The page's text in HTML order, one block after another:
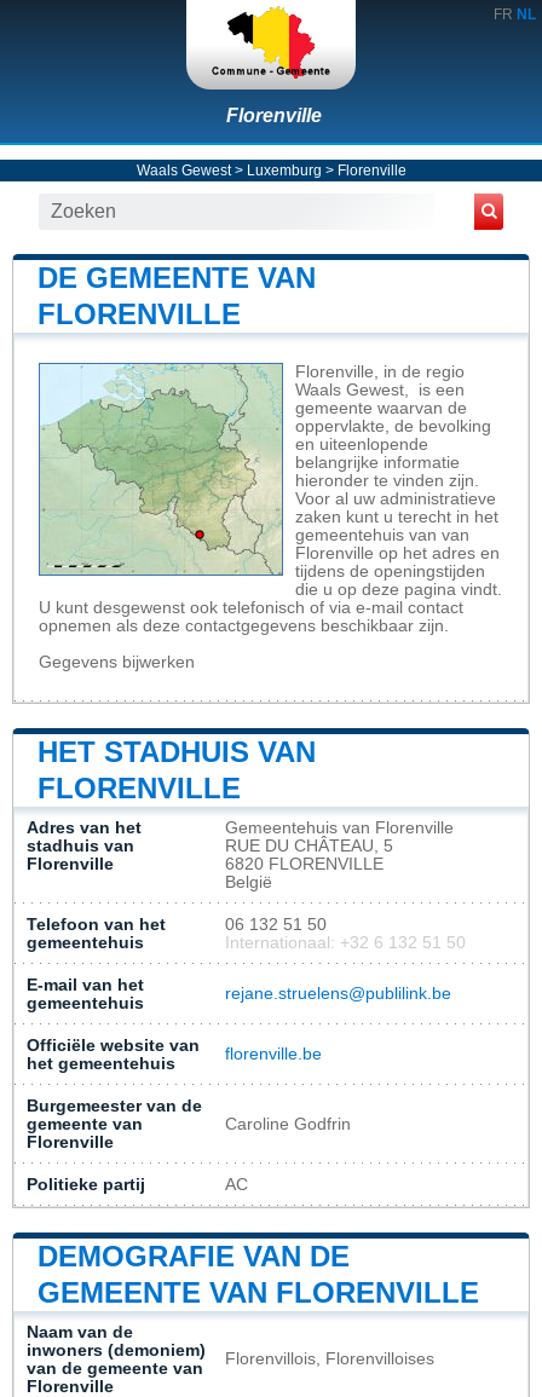
FR NL
Florenville
Waals Gewest> Luxemburg > Florenville
DE GEMEENTE VAN
FLORENVILLE
Florenville, in de regio
Waals Gewest, is een
gemeente waarvan de
oppervlakte, de bevolking
en uiteenlopende
belangrijke informatie
hieronder te vinden zijn.
Voor al uw administratieve
zaken kunt u terecht in het
gemeentehuis van van
Florenville op het adres en
tijdens de openingstijden
die u op deze pagina vindt.
U kunt desgewenst ook telefonisch of via e-mail contact
opnemen als deze contactgegevens beschikbaar zijn.
Gegevens bijwerken
HET STADHUIS VAN
FLORENVILLE
Adres van het
stadhuis van
Florenville
Gemeentehuis van Florenville
RUE DU CHÂTEAU, 5
6820 FLORENVILLE
België
Telefoon van het
gemeentehuis
06 132 51 50
Internationaal: +32 6 132 51 50
E-mail van het
gemeentehuis
rejane.struelens@publilink.be
Officiële website van
het gemeentehuis
florenville.be
Burgemeester van de
gemeente van
Florenville
Caroline Godfrin
Politieke partij AC
DEMOGRAFIE VAN DE
GEMEENTE VAN FLORENVILLE
Naam van de
inwoners (demoniem)
van de gemeente van
Florenville
Florenvillois, Florenvilloises